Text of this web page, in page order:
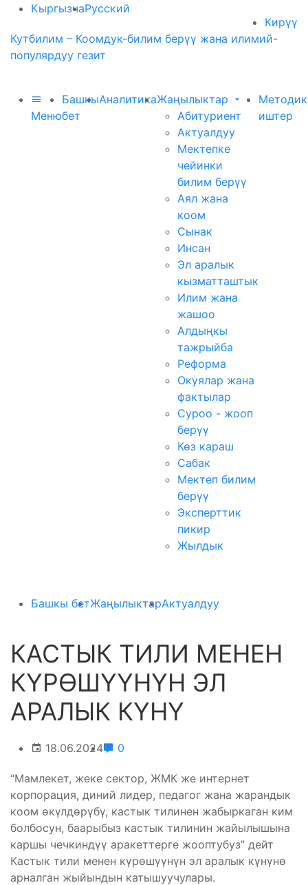
КыргызчаРусский
Кирүү
Кутбилим – Коомдук-билим берүү жана илимий-
популярдуу гезит
Меню
Башкы
бет
АналитикаЖаңылыктар
Абитуриент
Актуалдуу
Мектепке
чейинки
билим берүү
Аял жана
коом
Сынак
Инсан
Эл аралык
кызматташтык
Илим жана
жашоо
Алдыңкы
тажрыйба
Реформа
Окуялар жана
фактылар
Суроо - жооп
берүү
Көз караш
Сабак
Мектеп билим
берүү
Эксперттик
пикир
Жылдык
иштер
Башкы бетЖаңылыктарАктуалдуу
КАСТЫК ТИЛИ МЕНЕН
КҮРӨШҮҮНҮН ЭЛ
АРАЛЫК КҮНҮ
18.06.2024 0
“Мамлекет, жеке сектор, ЖМК же интернет
корпорация, диний лидер, педагог жана жарандык
коом өкүлдөрүбү, кастык тилинен жабыркаган ким
болбосун, баарыбыз кастык тилинин жайылышына
каршы чечкиндүү аракеттерге жооптубуз” дейт
Кастык тили менен күрөшүүнүн эл аралык күнүнө
арналган жыйындын катышуучулары.